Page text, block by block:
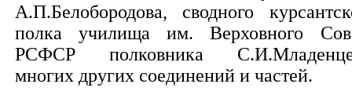
А.П.Белобородова, сводного
полка училища им. Верховного
РСФСР полковника
многих других соединений и частей.